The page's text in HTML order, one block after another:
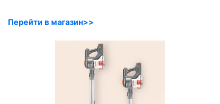
Перейти в магазин>>